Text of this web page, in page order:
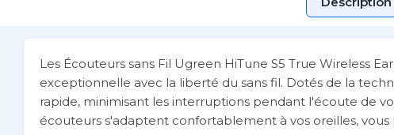
Les Écouteurs sans Fil Ugreen HiTune S5 True Wireless
exceptionnelle avec la liberté du sans fil. Dotés de la
rapide, minimisant les interruptions pendant l'écoute de
écouteurs s'adaptent confortablement à vos oreilles,